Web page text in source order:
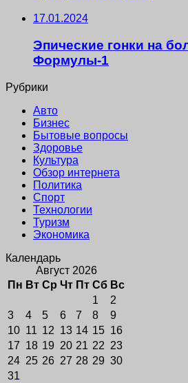
17.01.2024
Эпические гонки на
Формулы-1
Рубрики
Авто
Бизнес
Бытовые вопросы
Здоровье
Культура
Обзор интернета
Политика
Спорт
Технологии
Туризм
Экономика
Календарь
Август 2026
Пн Вт Ср Чт Пт Сб Вс
1
2
3
4 5 6 7 8
9
10 11 12 13 14 15 16
17 18 19 20 21 22 23
24 25 26 27 28 29 30
31